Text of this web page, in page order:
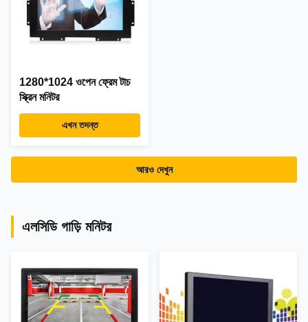
1280*1024 ওপেন ফ্রেম টাচ
স্ক্রিন মনিটর
এখন তদন্ত
আরও দেখুন
এলসিডি গাড়ি মনিটর